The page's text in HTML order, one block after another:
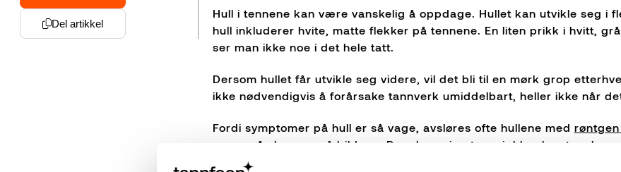
Del artikkel
Hull i tennene kan være vanskelig å oppdage. Hullet kan utvikle seg i
hull inkluderer hvite, matte flekker på tennene. En liten prikk i hvitt,
ser man ikke noe i det hele tatt.
Dersom hullet får utvikle seg videre, vil det bli til en mørk grop
ikke nødvendigvis å forårsake tannverk umiddelbart, heller ikke når
Fordi symptomer på hull er så vage, avsløres ofte hullene med
som små skygger på bildene. Regelmessige tannsjekker hos
opp hull tidlig og unngå unødvendig smerte og kostnader.